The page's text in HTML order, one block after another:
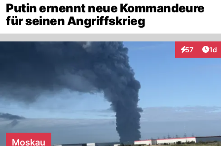
Putin ernennt neue Kommandeure
für seinen Angriffskrieg
57 1d
Moskau